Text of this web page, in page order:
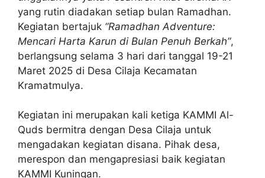
yang rutin diadakan setiap bulan Ramadhan.
Kegiatan bertajuk “Ramadhan Adventure:
Mencari Harta Karun di Bulan Penuh Berkah”,
berlangsung selama 3 hari dari tanggal 19-21
Maret 2025 di Desa Cilaja Kecamatan
Kramatmulya.
Kegiatan ini merupakan kali ketiga KAMMI Al-
Quds bermitra dengan Desa Cilaja untuk
mengadakan kegiatan disana. Pihak desa,
merespon dan mengapresiasi baik kegiatan
KAMMI Kuningan.